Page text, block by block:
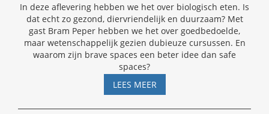
In deze aflevering hebben we het over biologisch eten. Is
dat echt zo gezond, diervriendelijk en duurzaam? Met
gast Bram Peper hebben we het over goedbedoelde,
maar wetenschappelijk gezien dubieuze cursussen. En
waarom zijn brave spaces een beter idee dan safe
spaces?
LEES MEERSKEPSIS
PODCAST
#4